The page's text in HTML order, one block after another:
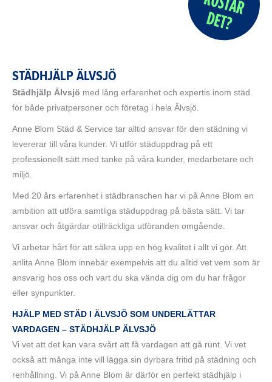
STÄDHJÄLP ÄLVSJÖ
Städhjälp Älvsjö med lång erfarenhet och expertis inom städ
för både privatpersoner och företag i hela Älvsjö.
Anne Blom Städ & Service tar alltid ansvar för den städning vi
levererar till våra kunder. Vi utför städuppdrag på ett
professionellt sätt med tanke på våra kunder, medarbetare och
miljö.
Med 20 års erfarenhet i städbranschen har vi på Anne Blom en
ambition att utföra samtliga städuppdrag på bästa sätt. Vi tar
ansvar och åtgärdar otillräckliga utföranden omgående.
Vi arbetar hårt för att säkra upp en hög kvalitet i allt vi gör. Att
anlita Anne Blom innebär exempelvis att du alltid vet vem som är
ansvarig hos oss och vart du ska vända dig om du har frågor
eller synpunkter.
HJÄLP MED STÄD I ÄLVSJÖ SOM UNDERLÄTTAR
VARDAGEN – STÄDHJÄLP ÄLVSJÖ
Vi vet att det kan vara svårt att få vardagen att gå runt. Vi vet
också att många inte vill lägga sin dyrbara fritid på städning och
renhållning. Vi på Anne Blom är därför en perfekt städhjälp i